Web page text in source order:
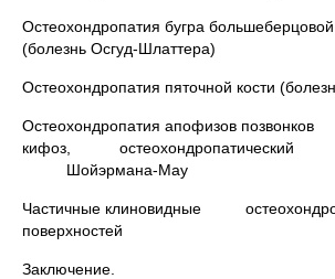
Остеохондропатия бугра
(болезнь Осгуд-Шлаттера)
Остеохондропатия пяточной кости
Остеохондропатия апофизов
кифоз, остеохондропатический
Шойэрмана-Мау
Частичные клиновидные
поверхностей
Заключение.